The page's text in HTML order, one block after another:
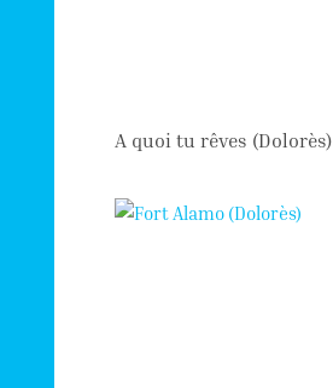
A quoi tu rêves (Dolorès)